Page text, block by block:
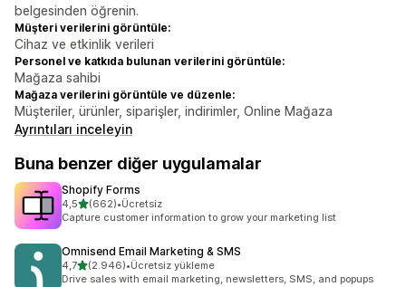
belgesinden öğrenin.
Müşteri verilerini görüntüle:
Cihaz ve etkinlik verileri
Personel ve katkıda bulunan verilerini görüntüle:
Mağaza sahibi
Mağaza verilerini görüntüle ve düzenle:
Müşteriler, ürünler, siparişler, indirimler, Online Mağaza
Ayrıntıları inceleyin
Buna benzer diğer uygulamalar
Shopify Forms
4,55 yıldız üzerinden
(662)
toplam 662 değerlendirme
•Ücretsiz
Capture customer information to grow your marketing list
Omnisend Email Marketing & SMS
4,75 yıldız üzerinden
(2.946)
toplam 2946 değerlendirme
•Ücretsiz yükleme
Drive sales with email marketing, newsletters, SMS, and popups